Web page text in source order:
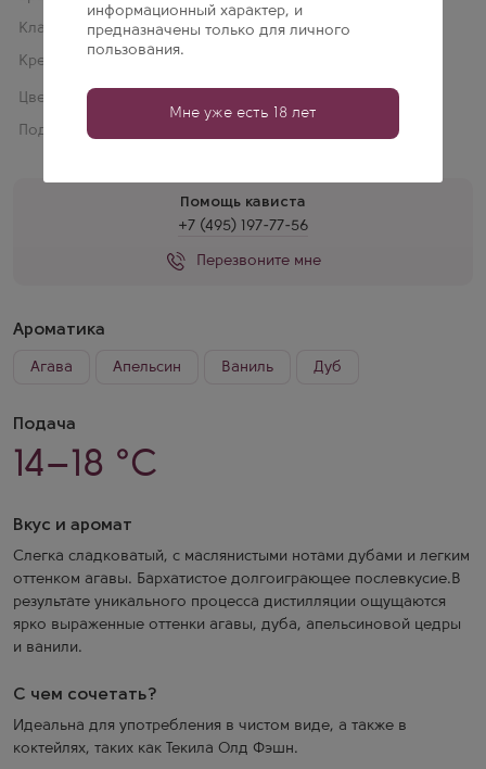
Класс:
Репосадо (Reposado)
Крепость:
Цвет:
Подарочная упаковка:
Помощь кависта
+7 (495) 197-77-56
Перезвоните мне
Ароматика
Агава Апельсин Ваниль Дуб
Подача
14–18 °C
Вкус и аромат
Слегка сладковатый, с маслянистыми нотами дубами и легким
оттенком агавы. Бархатистое долгоиграющее послевкусие.В
результате уникального процесса дистилляции ощущаются
ярко выраженные оттенки агавы, дуба, апельсиновой цедры
и ванили.
С чем сочетать?
Идеальна для употребления в чистом виде, а также в
коктейлях, таких как Текила Олд Фэшн.
информационный характер, и
предназначены только для личного
пользования.
Мне уже есть 18 лет